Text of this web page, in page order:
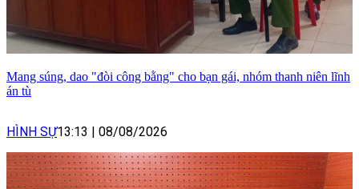
Mang súng, dao "đòi công bằng" cho bạn gái, nhóm thanh niên lĩnh
án tù
HÌNH SỰ13:13 08/08/2026